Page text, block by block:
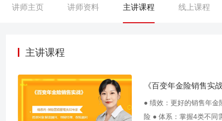
人寿开展《NBSS需求导向销售》、《PPM卓越经理人》、《有
师等绩优认证体系，是讲师培养体系的核心授课讲师
讲师主页 讲师资料 主讲课程 线上课程
主讲课程
《百变年金险销售实
● 绩效：更好的销售年
险 ● 体系：掌握4类不同